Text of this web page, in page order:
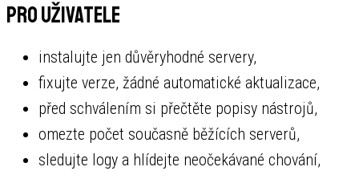
Pro uživatele
instalujte jen důvěryhodné servery,
fixujte verze, žádné automatické aktualizace,
před schválením si přečtěte popisy nástrojů,
omezte počet současně běžících serverů,
sledujte logy a hlídejte neočekávané chování,